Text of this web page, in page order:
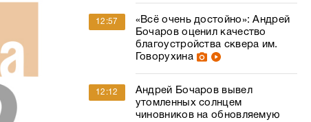
12:57
«Всё очень достойно»: Андрей
Бочаров оценил качество
благоустройства сквера им.
Говорухина
12:12
Андрей Бочаров вывел
утомленных солнцем
чиновников на обновляемую